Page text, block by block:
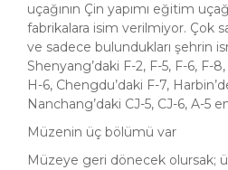
uçağının Çin yapımı eğitim
fabrikalara isim verilmiyor. Çok
ve sadece bulundukları şehrin
Shenyang’daki F-2, F-5, F-6, F-8,
H-6, Chengdu’daki F-7,
Nanchang’daki CJ-5, CJ-6, A-5
Müzenin üç bölümü var
Müzeye geri dönecek olursak;